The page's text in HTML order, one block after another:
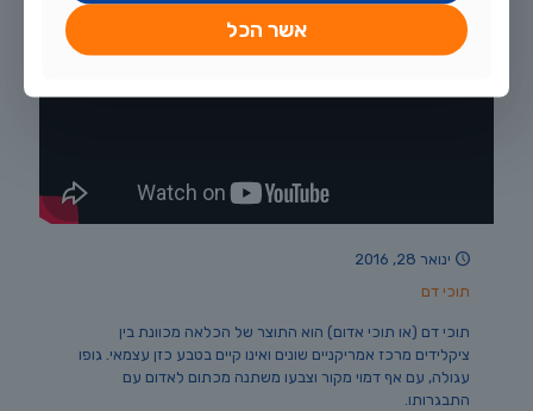
ינואר 28, 2016
תוכי דם
תוכי דם (או תוכי אדום) הוא התוצר של הכלאה מכוונת בין
ציקלידים מרכז אמריקניים שונים ואינו קיים בטבע כזן עצמאי. גופו
עגולה, עם אף דמוי מקור וצבעו משתנה מכתום לאדום עם
התבגרותו.
אשר הכל